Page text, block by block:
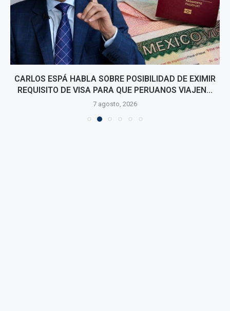
CARLOS ESPÁ HABLA SOBRE POSIBILIDAD DE EXIMIR
REQUISITO DE VISA PARA QUE PERUANOS VIAJEN...
7 agosto, 2026